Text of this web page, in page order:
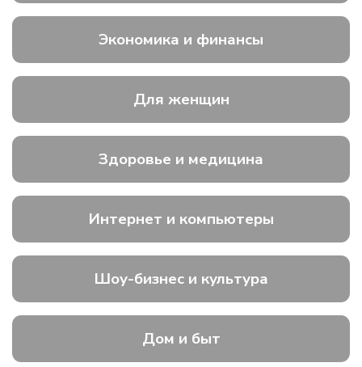
Экономика и финансы
Для женщин
Здоровье и медицина
Интернет и компьютеры
Шоу-бизнес и культура
Дом и быт